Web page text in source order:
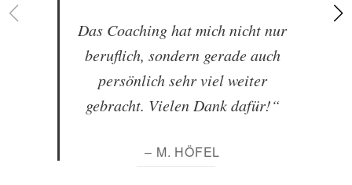
Das Coaching hat mich nicht nur
beruflich, sondern gerade auch
persönlich sehr viel weiter
gebracht. Vielen Dank dafür!“
– M. HÖFEL